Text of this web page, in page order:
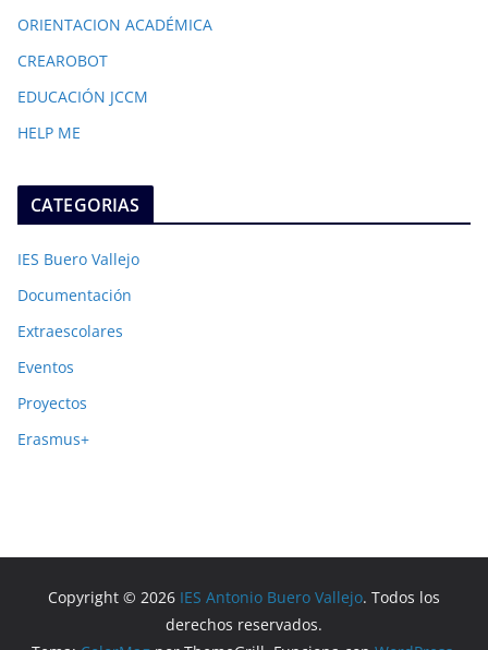
ORIENTACION ACADÉMICA
CREAROBOT
EDUCACIÓN JCCM
HELP ME
CATEGORIAS
IES Buero Vallejo
Documentación
Extraescolares
Eventos
Proyectos
Erasmus+
Copyright © 2026 IES Antonio Buero Vallejo. Todos los
derechos reservados.